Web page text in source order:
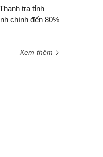
tra tỉnh
chính đến 80%
Xem thêm